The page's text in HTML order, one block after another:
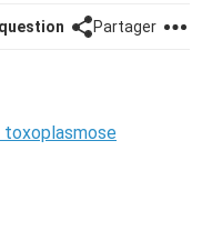
Partager
toxoplasmose